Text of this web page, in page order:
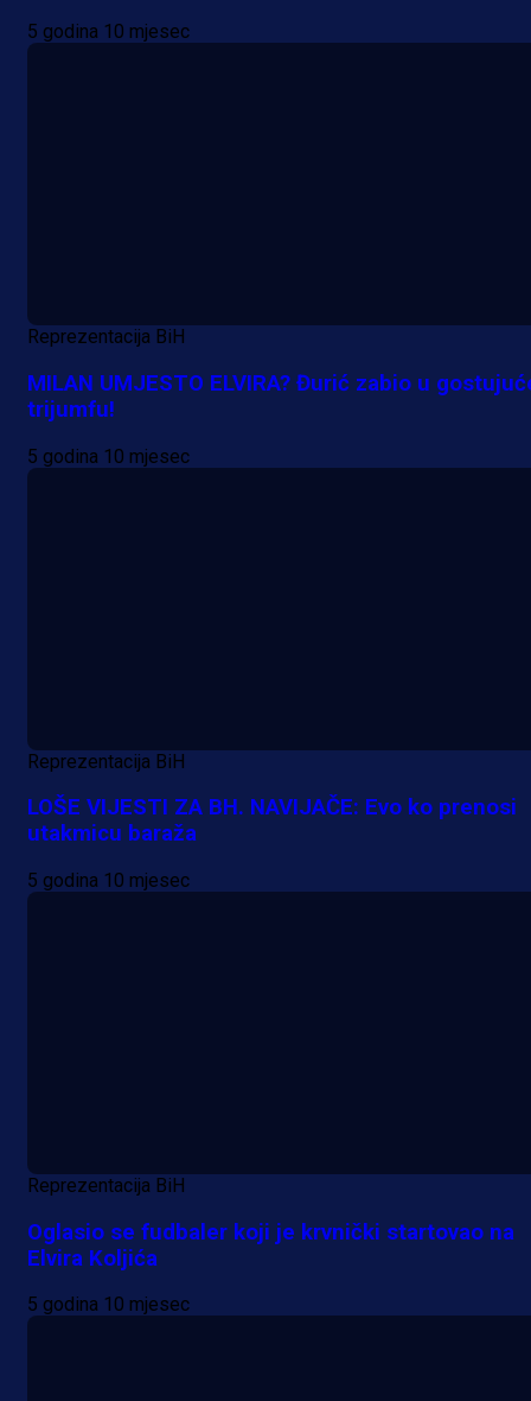
5 godina 10 mjesec
Reprezentacija BiH
MILAN UMJESTO ELVIRA? Đurić zabio u
trijumfu!
5 godina 10 mjesec
Reprezentacija BiH
LOŠE VIJESTI ZA BH. NAVIJAČE: Evo ko prenosi
utakmicu baraža
5 godina 10 mjesec
Reprezentacija BiH
Oglasio se fudbaler koji je krvnički startovao na
Elvira Koljića
5 godina 10 mjesec